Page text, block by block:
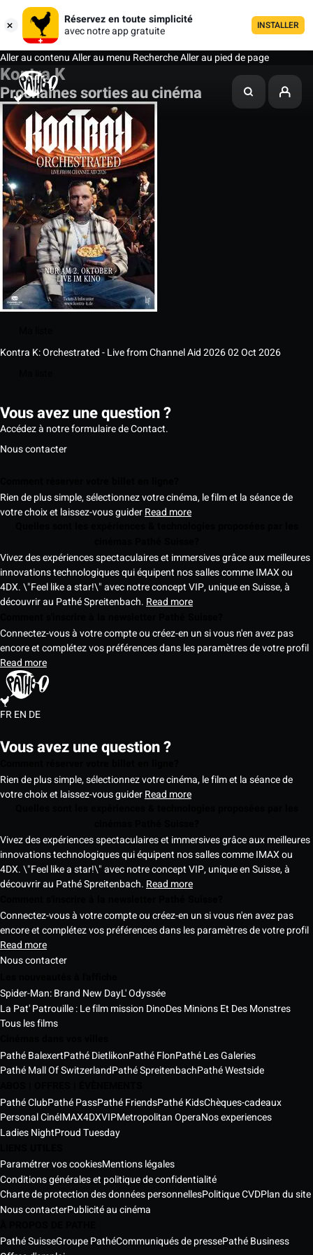
Réservez en toute simplicité
avec notre app gratuite
INSTALLER
Aller au contenuAller au menu RechercheAller au pied de page
Kontra K
Prochaines sorties au cinéma
Kontra K: Orchestrated - Live from Channel Aid 202602 Oct 2026
Vous avez une question ?
Accédez à notre formulaire de Contact.
Nous contacter
Rien de plus simple, sélectionnez votre cinéma, le film et la séance de
votre choix et laissez-vous guiderRead more
Vivez des expériences spectaculaires et immersives grâce aux meilleures
innovations technologiques qui équipent nos salles comme IMAX ou
4DX. \"Feel like a star!\" avec notre concept VIP, unique en Suisse, à
découvrir au Pathé Spreitenbach. Read more
Connectez-vous à votre compte ou créez-en un si vous n'en avez pas
encore et complétez vos préférences dans les paramètres de votre profil
Read more
FREN DE
Vous avez une question ?
Rien de plus simple, sélectionnez votre cinéma, le film et la séance de
votre choix et laissez-vous guiderRead more
Vivez des expériences spectaculaires et immersives grâce aux meilleures
innovations technologiques qui équipent nos salles comme IMAX ou
4DX. \"Feel like a star!\" avec notre concept VIP, unique en Suisse, à
découvrir au Pathé Spreitenbach. Read more
Connectez-vous à votre compte ou créez-en un si vous n'en avez pas
encore et complétez vos préférences dans les paramètres de votre profil
Read more
Nous contacter
Spider-Man: Brand New DayL' Odyssée
La Pat' Patrouille : Le film mission DinoDes Minions Et Des Monstres
Tous les films
Pathé BalexertPathé DietlikonPathé FlonPathé Les Galeries
Pathé Mall Of SwitzerlandPathé SpreitenbachPathé Westside
Pathé ClubPathé PassPathé FriendsPathé KidsChèques-cadeaux
Personal CinéIMAX4DXVIPMetropolitan OperaNos experiences
Ladies NightProud Tuesday
Paramétrer vos cookiesMentions légales
Conditions générales et politique de confidentialité
Charte de protection des données personnellesPolitique CVDPlan du site
Nous contacterPublicité au cinéma
Pathé SuisseGroupe PathéCommuniqués de pressePathé Business